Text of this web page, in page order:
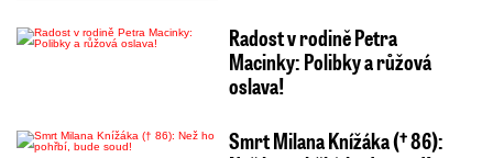
Radost v rodině Petra
Macinky: Polibky a růžová
oslava!
Smrt Milana Knížáka († 86):